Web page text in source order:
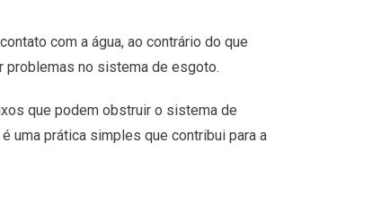
com a água, ao contrário do que
problemas no sistema de esgoto.
que podem obstruir o sistema de
uma prática simples que contribui para a